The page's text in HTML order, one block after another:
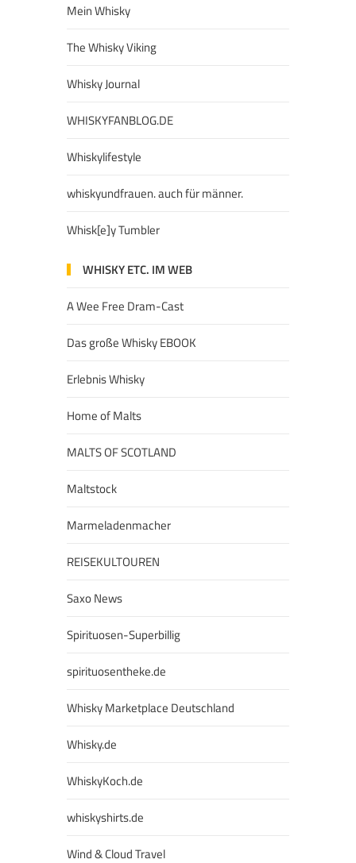
Mein Whisky
The Whisky Viking
Whisky Journal
WHISKYFANBLOG.DE
Whiskylifestyle
whiskyundfrauen. auch für männer.
Whisk[e]y Tumbler
WHISKY ETC. IM WEB
A Wee Free Dram-Cast
Das große Whisky EBOOK
Erlebnis Whisky
Home of Malts
MALTS OF SCOTLAND
Maltstock
Marmeladenmacher
REISEKULTOUREN
Saxo News
Spirituosen-Superbillig
spirituosentheke.de
Whisky Marketplace Deutschland
Whisky.de
WhiskyKoch.de
whiskyshirts.de
Wind & Cloud Travel